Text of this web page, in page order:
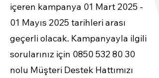
içeren kampanya 01 Mart 2025 -
01 Mayıs 2025 tarihleri arası
geçerli olacak. Kampanyayla ilgili
sorularınız için 0850 532 80 30
nolu Müşteri Destek Hattımızı